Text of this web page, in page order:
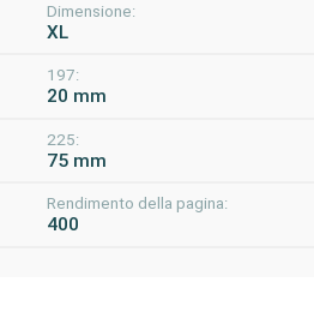
Dimensione:
XL
197:
20 mm
225:
75 mm
Rendimento della pagina:
400